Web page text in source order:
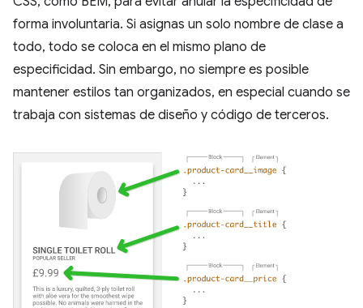
forma involuntaria. Si asignas un solo nombre de clase a
todo, todo se coloca en el mismo plano de
especificidad. Sin embargo, no siempre es posible
mantener estilos tan organizados, en especial cuando se
trabaja con sistemas de diseño y código de terceros.